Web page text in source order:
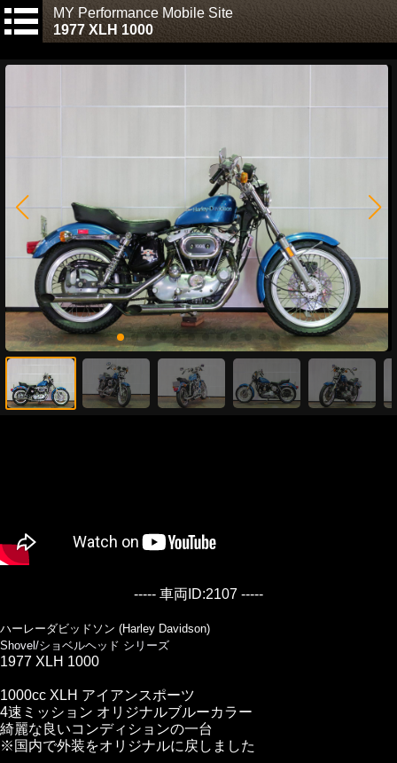
MY Performance Mobile Site
1977 XLH 1000
----- 車両ID:2107 -----
ハーレーダビッドソン (Harley Davidson)
Shovel/ショベルヘッド シリーズ
1977 XLH 1000
1000cc XLH アイアンスポーツ
4速ミッション オリジナルブルーカラー
綺麗な良いコンディションの一台
※国内で外装をオリジナルに戻しました